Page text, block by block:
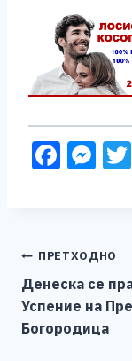
F
b
o
o
M
n
g
er
на
напис
ПРЕТХОДНО
Денеска се
Успение на
Богородица